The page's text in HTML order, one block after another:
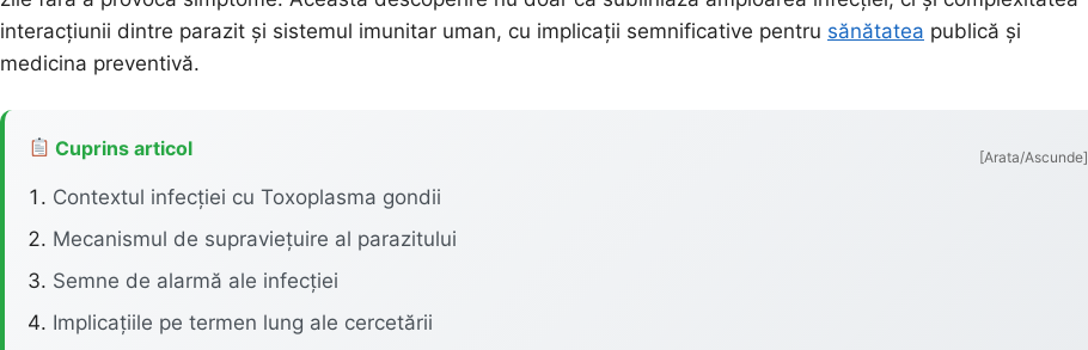
interacțiunii dintre parazit și sistemul imunitar uman, cu implicații semnificative pentru sănătatea publică și
medicina preventivă.
Cuprins articol [Arata/Ascunde]
Contextul infecției cu Toxoplasma gondii
Mecanismul de supraviețuire al parazitului
Semne de alarmă ale infecției
Implicațiile pe termen lung ale cercetării